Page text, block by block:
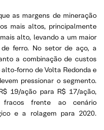
as margens de mineração
mais altos, principalmente
alto, levando a um maior
ferro. No setor de aço, a
a combinação de custos
forno de Volta Redonda e
pressionar o segmento.
19/ação para R$ 17/ação,
fracos frente ao cenário
e a rolagem para 2020.